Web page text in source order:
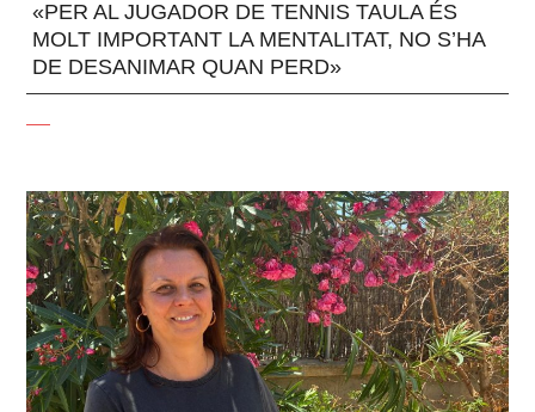
«PER AL JUGADOR DE TENNIS TAULA ÉS
MOLT IMPORTANT LA MENTALITAT, NO S’HA
DE DESANIMAR QUAN PERD»